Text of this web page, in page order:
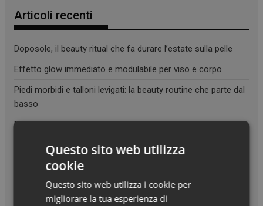
Articoli recenti
Doposole, il beauty ritual che fa durare l’estate sulla pelle
Effetto glow immediato e modulabile per viso e corpo
Piedi morbidi e talloni levigati: la beauty routine che parte dal
basso
Maschera in crema ispirata alle iniezioni di acido ialuronico
Questo sito web utilizza
cookie
Questo sito web utilizza i cookie per
migliorare la tua esperienza di